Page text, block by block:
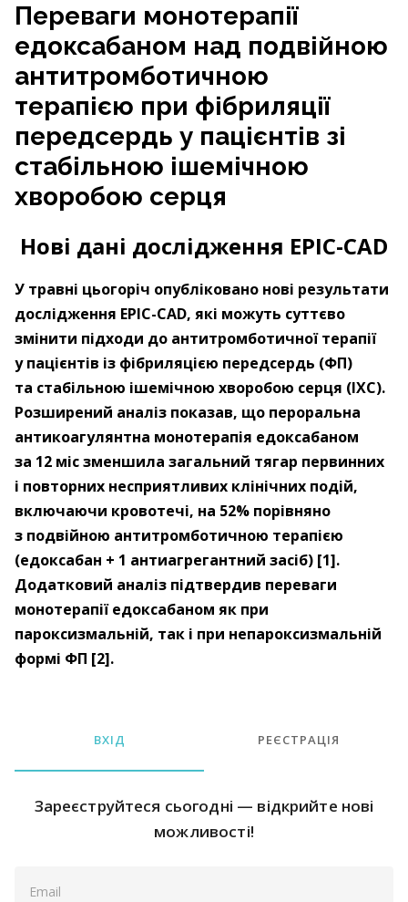
Переваги монотерапії
едоксабаном над подвійною
антитромботичною
терапією при фібриляції
передсердь у пацієнтів зі
стабільною ішемічною
хворобою серця
Нові дані дослідження EPIC-CAD
У травні цьогоріч опубліковано нові результати
дослідження EPIC-CAD, які можуть суттєво
змінити підходи до антитромботичної терапії
у пацієнтів із фібриляцією передсердь (ФП)
та стабільною ішемічною хворобою серця (ІХС).
Розширений аналіз показав, що пероральна
антикоагулянтна монотерапія едоксабаном
за 12 міс зменшила загальний тягар первинних
і повторних несприятливих клінічних подій,
включаючи кровотечі, на 52% порівняно
з подвійною антитромботичною терапією
(едоксабан + 1 антиагрегантний засіб) [1].
Додатковий аналіз підтвердив переваги
монотерапії едоксабаном як при
пароксизмальній, так і при непароксизмальній
формі ФП [2].
ВХІД РЕЄСТРАЦІЯ
Зареєструйтеся сьогодні — відкрийте нові
можливості!